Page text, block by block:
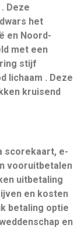
Deze
het
en Noord-
met een
stijf
lichaam . Deze
kruisend
scorekaart, e-
vooruitbetalen
uitbetaling
en kosten
betaling optie
en